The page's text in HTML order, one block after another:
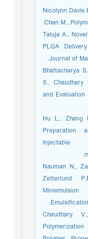
13. Nicolynn
Chan M.,
14. Taluja A.,
PLGA
Journal of
15.
S.,
and
16. Hu L.,
Preparation
Injectable
17. Nauman
Zetterlund
18.